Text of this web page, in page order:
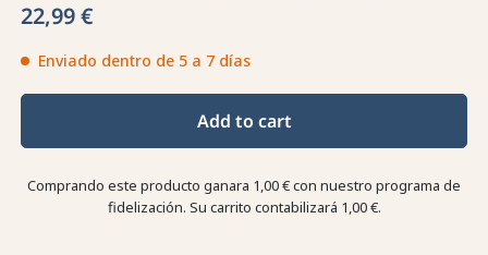
22,99 €
Enviado dentro de 5 a 7 días
Add to cart
Comprando este producto ganara 1,00 €con nuestro programa de
fidelización. Su carrito contabilizará 1,00 €.